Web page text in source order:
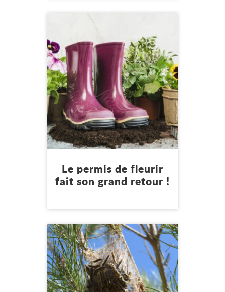
Mon environnement
Le permis de fleurir
fait son grand retour !
Lire l'article